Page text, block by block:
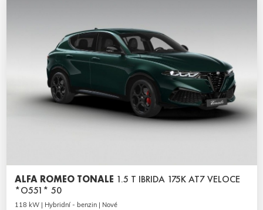
ALFA ROMEO TONALE 1.5 T IBRIDA 175K AT7 VELOCE
*O551* 50
118 kW | Hybridní - benzin | Nové